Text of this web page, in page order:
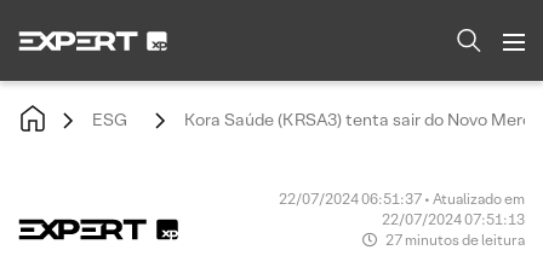
ESG Kora Saúde (KRSA3) tenta sair do Novo
22/07/2024 06:51:37 • Atualizado em
22/07/2024 07:51:13
27 minutos de leitura